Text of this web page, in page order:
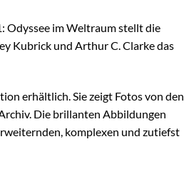
Odyssee im Weltraum stellt die
Kubrick und Arthur C. Clarke das
erhältlich. Sie zeigt Fotos von den
Die brillanten Abbildungen
komplexen und zutiefst